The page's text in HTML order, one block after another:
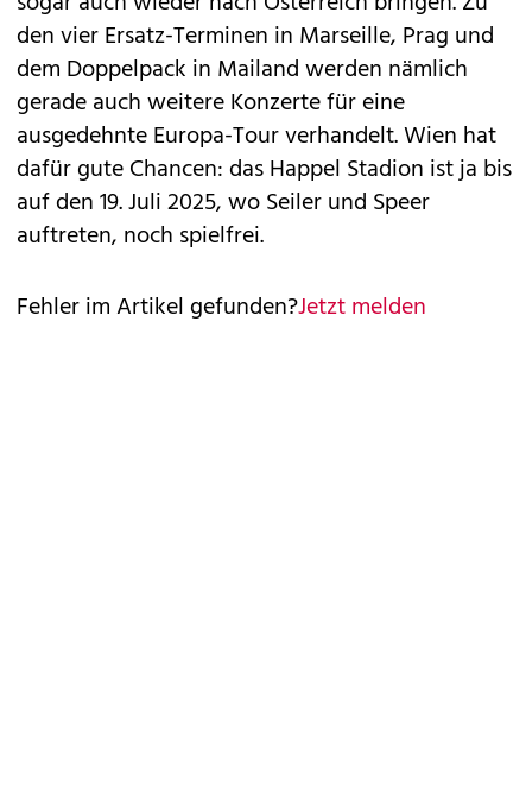
den vier Ersatz-Terminen in Marseille, Prag und
dem Doppelpack in Mailand werden nämlich
gerade auch weitere Konzerte für eine
ausgedehnte Europa-Tour verhandelt. Wien hat
dafür gute Chancen: das Happel Stadion ist ja bis
auf den 19. Juli 2025, wo Seiler und Speer
auftreten, noch spielfrei.
Fehler im Artikel gefunden?Jetzt melden